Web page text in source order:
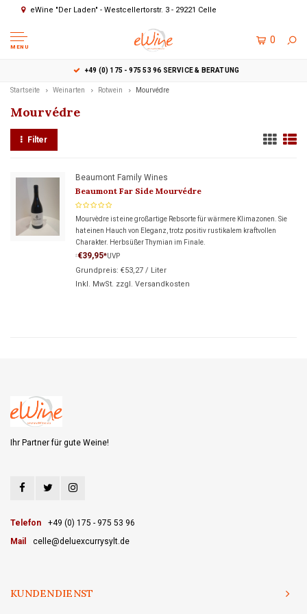
eWine "Der Laden" - Westcellertorstr. 3 - 29221 Celle
MENU
0
+49 (0) 175 - 975 53 96 SERVICE & BERATUNG
Startseite Weinarten Rotwein Mourvédre
Mourvédre
Filter
Beaumont Family Wines
Beaumont Far Side Mourvédre
Mourvèdre ist eine großartige Rebsorte für wärmere Klimazonen. Sie
hat einen Hauch von Eleganz, trotz positiv rustikalem kraftvollen
Charakter. Herbsüßer Thymian im Finale.
*€39,95*UVP
Grundpreis: €53,27 / Liter
Inkl. MwSt. zzgl. Versandkosten
Ihr Partner für gute Weine!
Telefon
+49 (0) 175 - 975 53 96
Mail
celle@deluexcurrysylt.de
KUNDENDIENST